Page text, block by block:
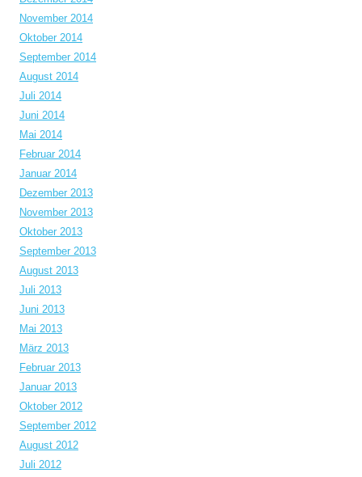
November 2014
Oktober 2014
September 2014
August 2014
Juli 2014
Juni 2014
Mai 2014
Februar 2014
Januar 2014
Dezember 2013
November 2013
Oktober 2013
September 2013
August 2013
Juli 2013
Juni 2013
Mai 2013
März 2013
Februar 2013
Januar 2013
Oktober 2012
September 2012
August 2012
Juli 2012